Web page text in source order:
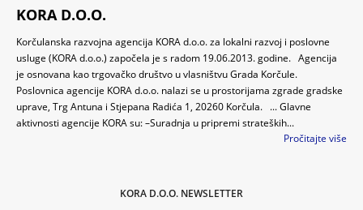
KORA D.O.O.
Korčulanska razvojna agencija KORA d.o.o. za lokalni razvoj i poslovne
usluge (KORA d.o.o.) započela je s radom 19.06.2013. godine. Agencija
je osnovana kao trgovačko društvo u vlasništvu Grada Korčule.
Poslovnica agencije KORA d.o.o. nalazi se u prostorijama zgrade gradske
uprave, Trg Antuna i Stjepana Radića 1, 20260 Korčula. ... Glavne
aktivnosti agencije KORA su: –Suradnja u pripremi strateških...
Pročitajte više
KORA D.O.O. NEWSLETTER